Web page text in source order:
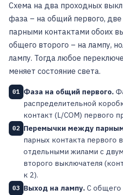
Схема на два проходных
фаза – на общий первого,
парными контактами обоих
общего второго – на лампу,
лампу. Тогда любое
меняет состояние света.
01 Фаза на общий первого.
распределительной
контакт (L/COM) первого
02 Перемычки между
парных контакта первого
отдельными жилами с
второго выключателя
к 2).
03 Выход на лампу. С общего